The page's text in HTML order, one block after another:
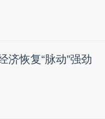
济恢复“脉动”强劲